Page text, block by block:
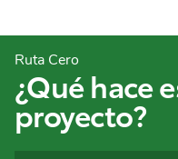
Ruta Cero
¿Qué hace
proyecto?